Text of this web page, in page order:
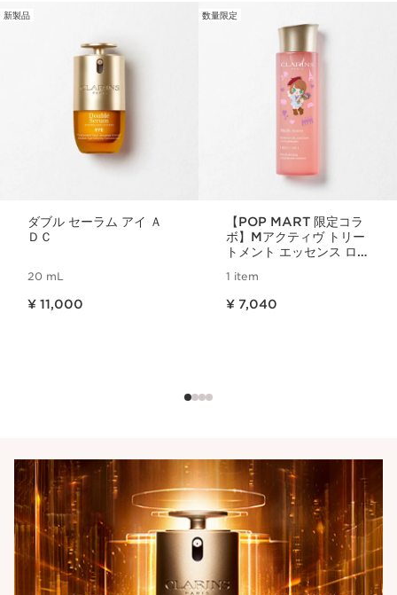
新製品
ダブル セーラム アイ Ａ
ＤＣ
20 mL
¥ 11,000
数量限定
【POP MART 限定コラ
ボ】Mアクティヴ トリー
トメント エッセンス ロ
edition
1 item
¥ 7,040